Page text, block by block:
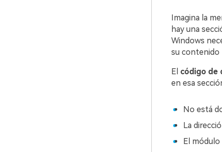
Imagina la
hay una
Windows
su contenido
El código de
en esa
No está
La
El